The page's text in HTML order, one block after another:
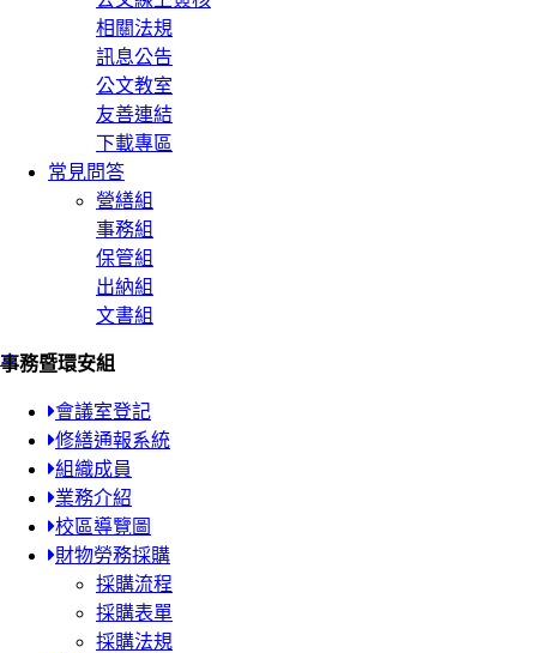
相關法規
訊息公告
公文教室
友善連結
下載專區
常見問答
營繕組
事務組
保管組
出納組
文書組
:::
事務暨環安組
會議室登記
修繕通報系統
組織成員
業務介紹
校區導覽圖
財物勞務採購
採購流程
採購表單
採購法規